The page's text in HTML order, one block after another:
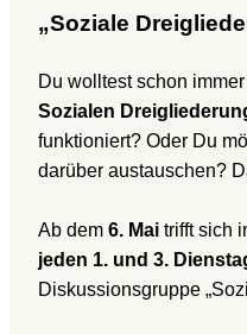
„Soziale
Du wolltest schon
Sozialen
funktioniert? Oder Du
darüber austauschen?
Ab dem 6. Mai trifft sich
jeden 1. und 3.
Diskussionsgruppe